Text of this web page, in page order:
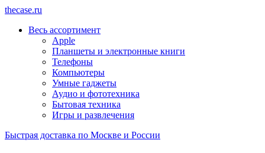
thecase.ru
Весь ассортимент
Apple
Планшеты и электронные книги
Телефоны
Компьютеры
Умные гаджеты
Аудио и фототехника
Бытовая техника
Игры и развлечения
Быстрая доставка по Москве и России